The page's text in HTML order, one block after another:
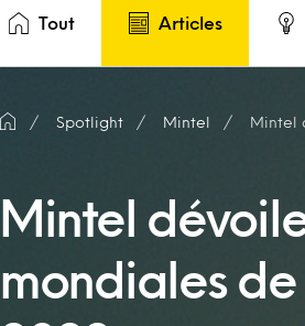
Tout Articles
Spotlight Mintel Mintel
Mintel
mondiales